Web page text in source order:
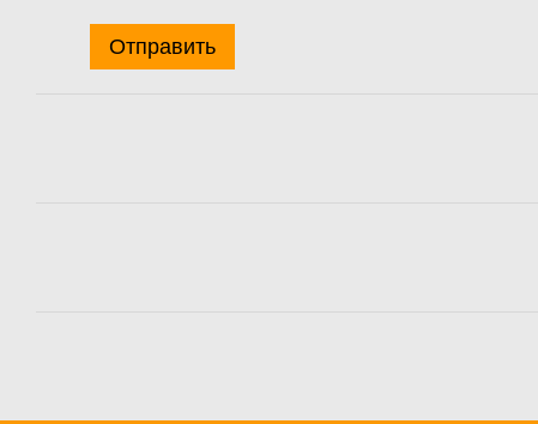
Отправить